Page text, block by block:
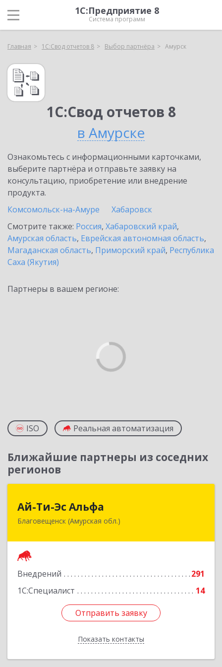
1С:Предприятие 8
Система программ
Главная 1С:Свод отчетов 8 Выбор партнёра Амурск
1С:Свод отчетов 8
в Амурске
Ознакомьтесь с информационными карточками,
выберите партнёра и отправьте заявку на
консультацию, приобретение или внедрение
продукта.
Комсомольск-на-Амуре
Хабаровск
Смотрите также: Россия, Хабаровский край,
Амурская область, Еврейская автономная область,
Магаданская область, Приморский край, Республика
Саха (Якутия)
Партнеры в вашем регионе:
ISO Реальная автоматизация
Ближайшие партнеры из соседних
регионов
Ай-Ти-Эс Альфа
Благовещенск (Амурская обл.)
Внедрений
291
1С:Специалист
14
Отправить заявку
Показать контакты
675000, Амурская обл, Благовещенск г, Зейская
Отправить заявку
Назад